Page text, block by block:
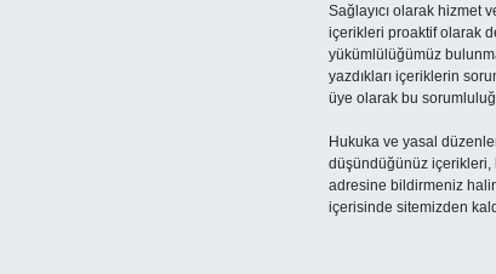
Sağlayıcı olarak hizmet
içerikleri proaktif olarak
yükümlülüğümüz
yazdıkları içeriklerin
üye olarak bu
Hukuka ve yasal
düşündüğünüz içerikleri,
adresine bildirmeniz
içerisinde sitemizden